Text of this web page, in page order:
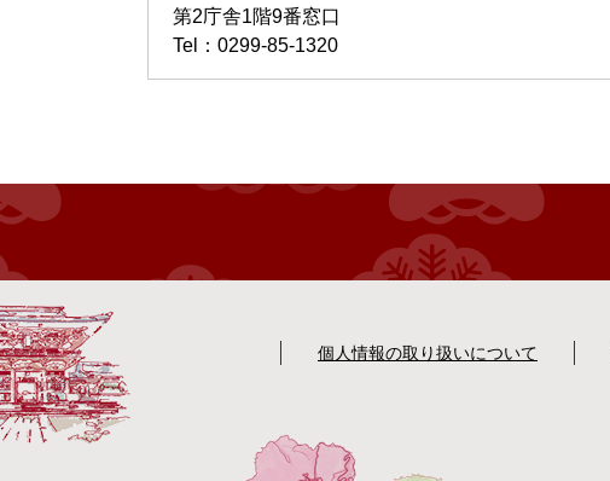
第2庁舎1階9番窓口
Tel：0299-85-1320
個人情報の取り扱いについて